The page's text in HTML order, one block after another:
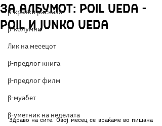
β-кратки раскази
β-колумни
Лик на месецот
β-предлог книга
β-предлог филм
β-муабет
β-уметник на неделата
за Албумот: PoiL Ueda -
PoiL и Junko Ueda
Здраво на сите. Овој месец се враќаме во пишана